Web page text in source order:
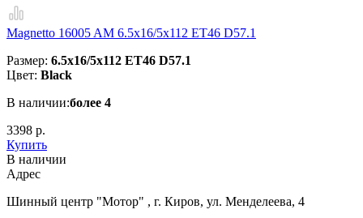
Magnetto 16005 AM 6.5x16/5x112 ET46 D57.1
Размер: 6.5x16/5x112 ET46 D57.1
Цвет: Black
В наличии:более 4
3398 р.
Купить
В наличии
Aдрес
Шинный центр "Мотор" , г. Киров, ул. Менделеева, 4